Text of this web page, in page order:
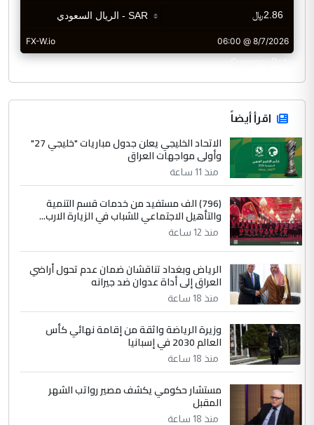
CurrencyRate
اقرأ أيضاً
الاتحاد الخليجي يعلن جدول مباريات "خليجي 27"
وأولى مواجهات العراق
منذ 11 ساعة
(796) الف مستفيد من خدمات قسم التنمية
والتأهيل الاجتماعي للشباب في الزيارة الارب...
منذ 12 ساعة
الرياض وبغداد تناقشان ضمان عدم تحول أراضي
العراق إلى أداة عدوان ضد جيرانه
منذ 18 ساعة
وزيرة الرياضة واثقة من إقامة نهائي كأس
العالم 2030 في إسبانيا
منذ 18 ساعة
مستشار حكومي يكشف مصير رواتب الشهر
المقبل
منذ 18 ساعة